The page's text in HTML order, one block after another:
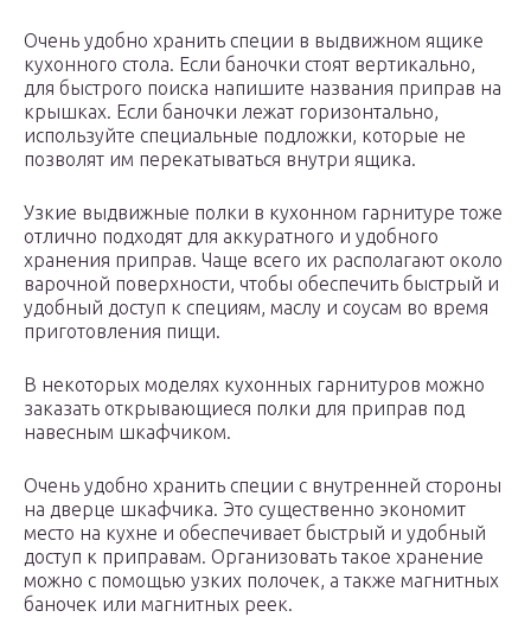
Очень удобно хранить специи в выдвижном ящике
кухонного стола. Если баночки стоят вертикально,
для быстрого поиска напишите названия приправ на
крышках. Если баночки лежат горизонтально,
используйте специальные подложки, которые не
позволят им перекатываться внутри ящика.
Узкие выдвижные полки в кухонном гарнитуре тоже
отлично подходят для аккуратного и удобного
хранения приправ. Чаще всего их располагают около
варочной поверхности, чтобы обеспечить быстрый и
удобный доступ к специям, маслу и соусам во время
приготовления пищи.
В некоторых моделях кухонных гарнитуров можно
заказать открывающиеся полки для приправ под
навесным шкафчиком.
Очень удобно хранить специи с внутренней стороны
на дверце шкафчика. Это существенно экономит
место на кухне и обеспечивает быстрый и удобный
доступ к приправам. Организовать такое хранение
можно с помощью узких полочек, а также магнитных
баночек или магнитных реек.